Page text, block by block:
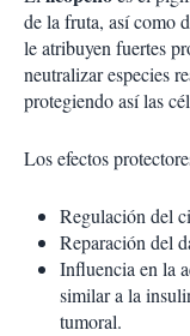
de la fruta, así como
le atribuyen fuertes
neutralizar especies
protegiendo así las
Los efectos
Regulación del
Reparación del
Influencia en la
similar a la
tumoral.